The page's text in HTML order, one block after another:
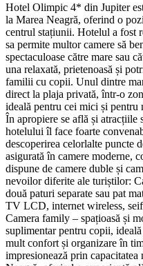
Hotel Olimpic 4* din Jupiter
la Marea Neagră, oferind o
centrul stațiunii. Hotelul a fost
sa permite multor camere să
spectaculoase către mare sau
una relaxată, prietenoasă și
familii cu copii. Unul dintre
direct la plaja privată, într-o
ideală pentru cei mici și pentru
În apropiere se află și atracțiile
hotelului îl face foarte
descoperirea celorlalte puncte
asigurată în camere moderne,
dispune de camere duble și
nevoilor diferite ale turiștilor:
două paturi separate sau pat
TV LCD, internet wireless,
Camera family – spațioasă și
suplimentar pentru copii,
mult confort și organizare în
impresionează prin